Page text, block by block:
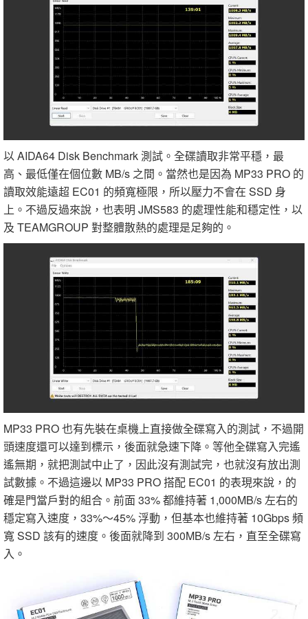
以 AIDA64 Disk Benchmark 測試。全碟讀取非常平穩，最
高、最低僅在個位數 MB/s 之間。當然也是因為 MP33 PRO 的
讀取效能遠超 EC01 的頻寬極限，所以壓力不會在 SSD 身
上。不過反過來說，也表明 JMS583 的處理性能和穩定性，以
及 TEAMGROUP 對整體散熱的處理是足夠的。
MP33 PRO 也有先裝在桌機上直接做全碟寫入的測試，不過開
頭速度還可以達到標示，後面就急速下降。等他全碟寫入完遙
遙無期，就把測試中止了，因此沒有測試完，也就沒有放出測
試數據。不過這邊以 MP33 PRO 搭配 EC01 的表現來說，的
確是門當戶對的組合。前面 33% 都維持著 1,000MB/s 左右的
穩定寫入速度，33%～45% 浮動，但基本也維持著 10Gbps 頻
寬 SSD 該有的速度。後面就降到 300MB/s 左右，直至全碟寫
入。